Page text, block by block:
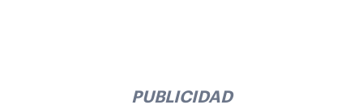
PUBLICIDAD